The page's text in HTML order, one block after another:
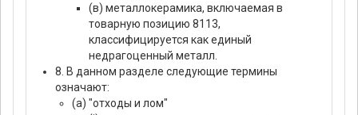
(в) металлокерамика, включаемая в
товарную позицию 8113,
классифицируется как единый
недрагоценный металл.
8. В данном разделе следующие термины
означают:
(а) "отходы и лом"